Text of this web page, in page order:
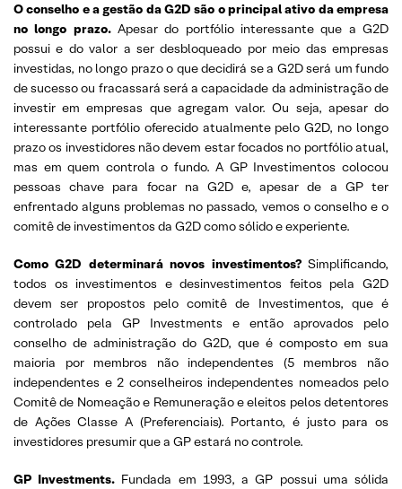
O conselho e a gestão da G2D são o principal ativo da empresa
no longo prazo. Apesar do portfólio interessante que a G2D
possui e do valor a ser desbloqueado por meio das empresas
investidas, no longo prazo o que decidirá se a G2D será um fundo
de sucesso ou fracassará será a capacidade da administração de
investir em empresas que agregam valor. Ou seja, apesar do
interessante portfólio oferecido atualmente pelo G2D, no longo
prazo os investidores não devem estar focados no portfólio atual,
mas em quem controla o fundo. A GP Investimentos colocou
pessoas chave para focar na G2D e, apesar de a GP ter
enfrentado alguns problemas no passado, vemos o conselho e o
comitê de investimentos da G2D como sólido e experiente.
Como G2D determinará novos investimentos?Simplificando,
todos os investimentos e desinvestimentos feitos pela G2D
devem ser propostos pelo comitê de Investimentos, que é
controlado pela GP Investments e então aprovados pelo
conselho de administração do G2D, que é composto em sua
maioria por membros não independentes (5 membros não
independentes e 2 conselheiros independentes nomeados pelo
Comitê de Nomeação e Remuneração e eleitos pelos detentores
de Ações Classe A (Preferenciais). Portanto, é justo para os
investidores presumir que a GP estará no controle.
GP Investments. Fundada em 1993, a GP possui uma sólida